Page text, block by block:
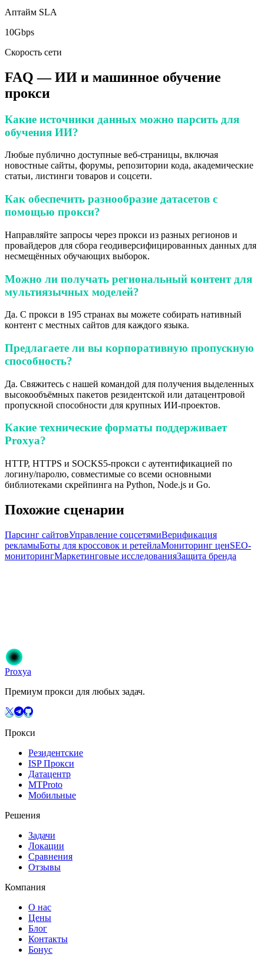
Аптайм SLA
10Gbps
Скорость сети
FAQ — ИИ и машинное обучение
прокси
Какие источники данных можно парсить для
обучения ИИ?
Любые публично доступные веб-страницы, включая
новостные сайты, форумы, репозитории кода, академические
статьи, листинги товаров и соцсети.
Как обеспечить разнообразие датасетов с
помощью прокси?
Направляйте запросы через прокси из разных регионов и
провайдеров для сбора геодиверсифицированных данных для
несмещённых обучающих выборок.
Можно ли получать региональный контент для
мультиязычных моделей?
Да. С прокси в 195 странах вы можете собирать нативный
контент с местных сайтов для каждого языка.
Предлагаете ли вы корпоративную пропускную
способность?
Да. Свяжитесь с нашей командой для получения выделенных
высокообъёмных пакетов резидентской или датацентровой
пропускной способности для крупных ИИ-проектов.
Какие технические форматы поддерживает
Proxya?
HTTP, HTTPS и SOCKS5-прокси с аутентификацией по
логину/паролю, совместимые со всеми основными
библиотеками скрейпинга на Python, Node.js и Go.
Похожие сценарии
Парсинг сайтовУправление соцсетямиВерификация
рекламыБоты для кроссовок и ретейлаМониторинг ценSEO-
мониторингМаркетинговые исследованияЗащита бренда
Начать
Proxya
Премиум прокси для любых задач.
Прокси
Резидентские
ISP Прокси
Датацентр
MTProto
Мобильные
Решения
Задачи
Локации
Сравнения
Отзывы
Компания
О нас
Цены
Блог
Контакты
Бонус